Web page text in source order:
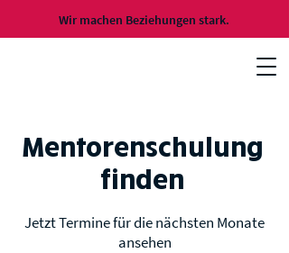
Wir machen Beziehungen stark.
Mentorenschulung
finden
Jetzt Termine für die nächsten Monate
ansehen